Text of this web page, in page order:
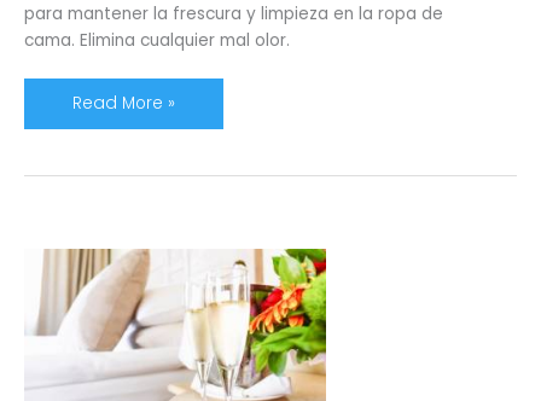
para mantener la frescura y limpieza en la ropa de
cama. Elimina cualquier mal olor.
Read More »
Medidas
estándar
de
una
cama